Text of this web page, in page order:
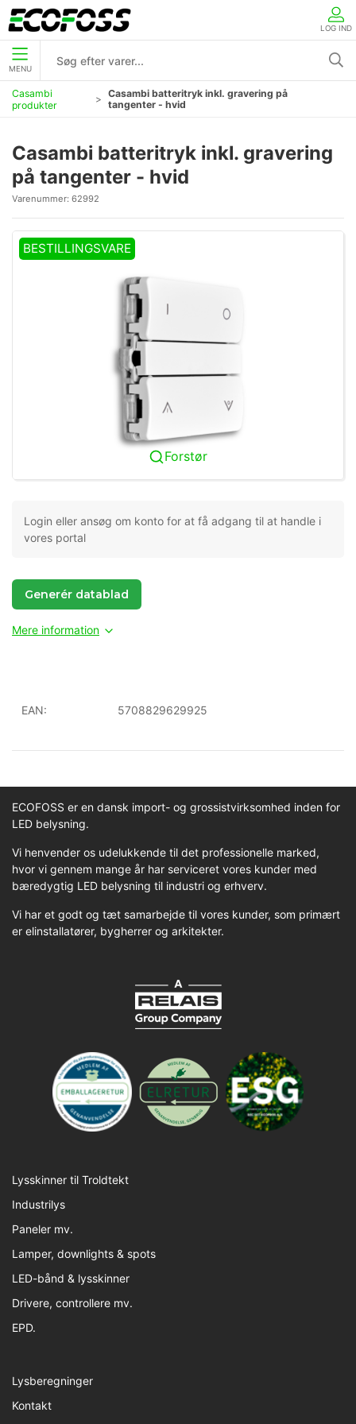
LOG IND
MENU
Casambi
produkter
Casambi batteritryk inkl. gravering på
tangenter - hvid
Casambi batteritryk inkl. gravering
på tangenter - hvid
Varenummer: 62992
BESTILLINGSVARE
Forstør
Login eller ansøg om konto for at få adgang til at handle i
vores portal
Generér datablad
Mere information
EAN: 5708829629925
ECOFOSS er en dansk import- og grossistvirksomhed inden for
LED belysning.
Vi henvender os udelukkende til det professionelle marked,
hvor vi gennem mange år har serviceret vores kunder med
bæredygtig LED belysning til industri og erhverv.
Vi har et godt og tæt samarbejde til vores kunder, som primært
er elinstallatører, bygherrer og arkitekter.
Lysskinner til Troldtekt
Industrilys
Paneler mv.
Lamper, downlights & spots
LED-bånd & lysskinner
Drivere, controllere mv.
EPD.
Lysberegninger
Kontakt